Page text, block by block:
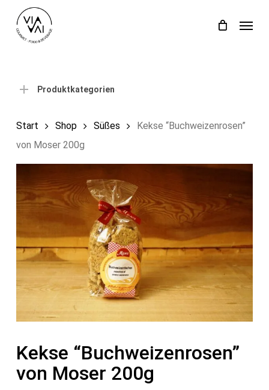
Einkaufswagen Close
Produktkategorien
Start Shop Süßes
Kekse “Buchweizenrosen”
von Moser 200g
Kekse “Buchweizenrosen”
von Moser 200g